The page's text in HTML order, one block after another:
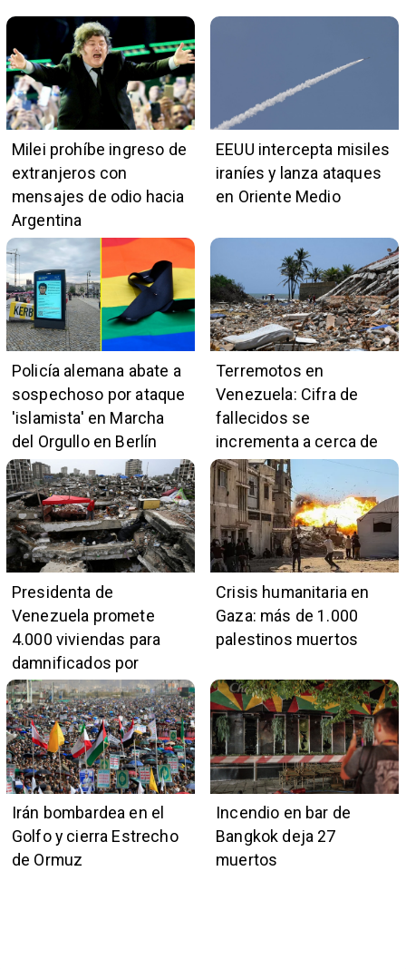
Milei prohíbe ingreso de
extranjeros con
mensajes de odio hacia
Argentina
EEUU intercepta misiles
iraníes y lanza ataques
en Oriente Medio
Policía alemana abate a
sospechoso por ataque
'islamista' en Marcha
del Orgullo en Berlín
Terremotos en
Venezuela: Cifra de
fallecidos se
incrementa a cerca de
5.400
Presidenta de
Venezuela promete
4.000 viviendas para
damnificados por
terremotos
Crisis humanitaria en
Gaza: más de 1.000
palestinos muertos
Irán bombardea en el
Golfo y cierra Estrecho
de Ormuz
Incendio en bar de
Bangkok deja 27
muertos